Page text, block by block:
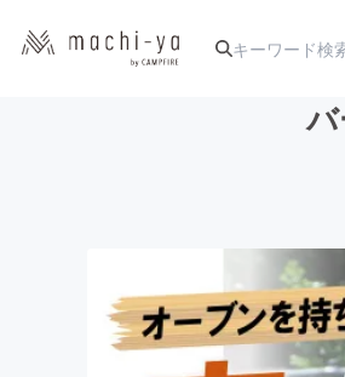
アート・写真
テクノロジ